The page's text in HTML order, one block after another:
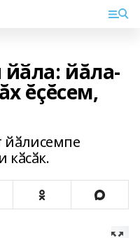
йăла-
ĕçĕсем,
йӑлисемпе
кӑсӑк.